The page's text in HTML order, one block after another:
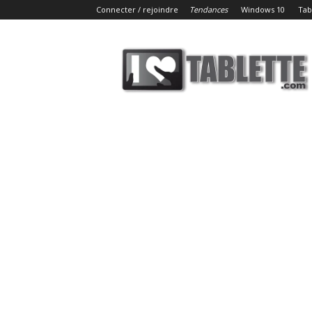
Connecter / rejoindre Tendances Windows 10